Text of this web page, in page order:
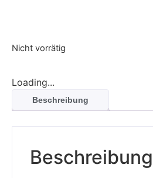
Nicht vorrätig
Loading...
Beschreibung
Beschreibung